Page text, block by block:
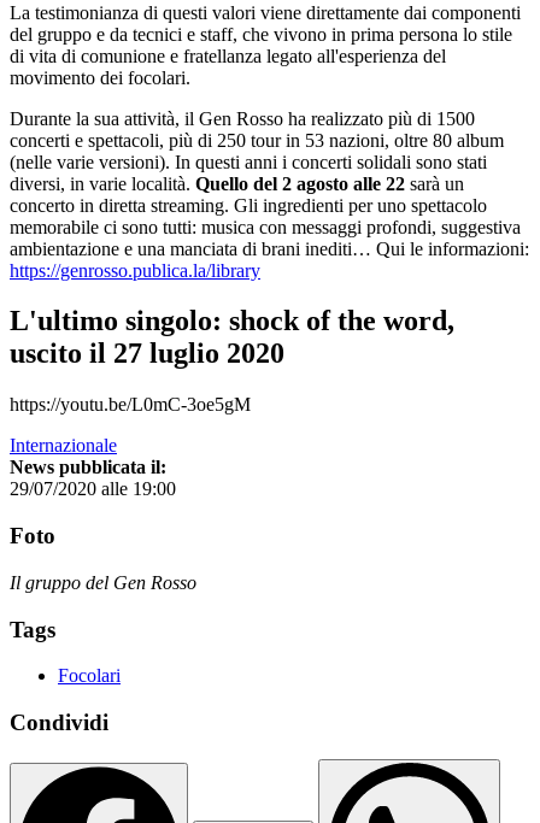
La testimonianza di questi valori viene direttamente dai componenti
del gruppo e da tecnici e staff, che vivono in prima persona lo stile
di vita di comunione e fratellanza legato all'esperienza del
movimento dei focolari.
Durante la sua attività, il Gen Rosso ha realizzato più di 1500
concerti e spettacoli, più di 250 tour in 53 nazioni, oltre 80 album
(nelle varie versioni). In questi anni i concerti solidali sono stati
diversi, in varie località. Quello del 2 agosto alle 22 sarà un
concerto in diretta streaming. Gli ingredienti per uno spettacolo
memorabile ci sono tutti: musica con messaggi profondi, suggestiva
ambientazione e una manciata di brani inediti… Qui le informazioni:
https://genrosso.publica.la/library
L'ultimo singolo: shock of the word,
uscito il 27 luglio 2020
https://youtu.be/L0mC-3oe5gM
Internazionale
News pubblicata il:
29/07/2020 alle 19:00
Foto
Il gruppo del Gen Rosso
Tags
Focolari
Condividi